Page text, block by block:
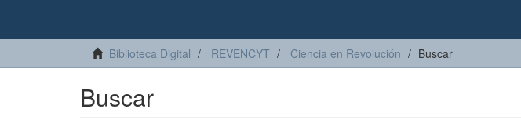
Biblioteca Digital REVENCYT Ciencia en Revolución Buscar
Buscar